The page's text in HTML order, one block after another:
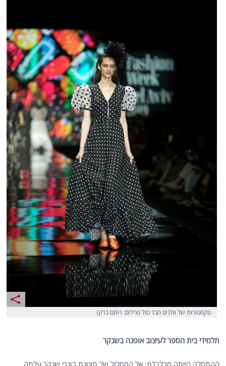
טקסטורות של וולנים מבד טול (צילום: רותם ברק)
תלמידי בית הספר לעיצוב אופנה בשנקר